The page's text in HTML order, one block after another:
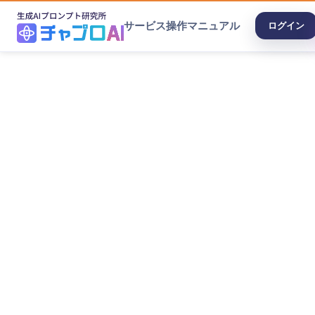
サービス操作マニュアル ログイン